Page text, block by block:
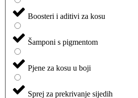
Boosteri i aditivi za kosu
Šamponi s pigmentom
Pjene za kosu u boji
Sprej za prekrivanje sijedih